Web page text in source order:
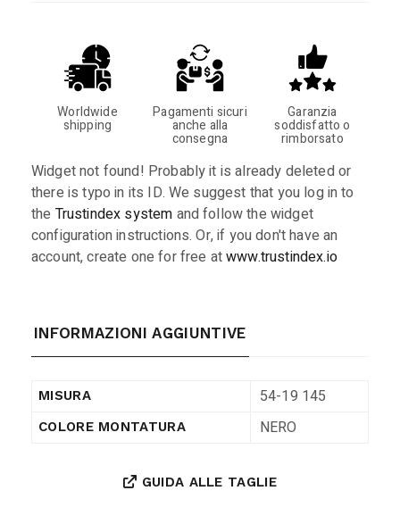
Worldwide
shipping
Pagamenti sicuri
anche alla
consegna
Garanzia
soddisfatto o
rimborsato
Widget not found! Probably it is already deleted or
there is typo in its ID. We suggest that you log in to
the Trustindex system and follow the widget
configuration instructions. Or, if you don't have an
account, create one for free atwww.trustindex.io
INFORMAZIONI AGGIUNTIVE
MISURA 54-19 145
COLORE MONTATURA NERO
GUIDA ALLE TAGLIE